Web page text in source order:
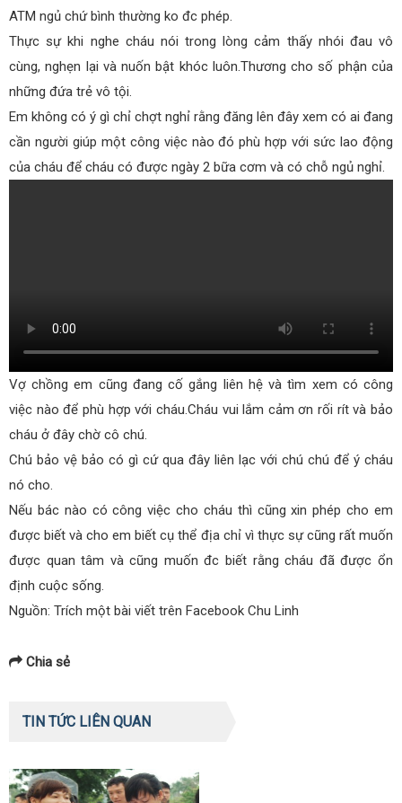
ATM ngủ chứ bình thường ko đc phép.
Thực sự khi nghe cháu nói trong lòng cảm thấy nhói đau vô
cùng, nghẹn lại và nuốn bật khóc luôn.Thương cho số phận của
những đứa trẻ vô tội.
Em không có ý gì chỉ chợt nghỉ rằng đăng lên đây xem có ai đang
cần người giúp một công việc nào đó phù hợp với sức lao động
của cháu để cháu có được ngày 2 bữa cơm và có chỗ ngủ nghỉ.
Vợ chồng em cũng đang cố gắng liên hệ và tìm xem có công
việc nào để phù hợp với cháu.Cháu vui lắm cảm ơn rối rít và bảo
cháu ở đây chờ cô chú.
Chú bảo vệ bảo có gì cứ qua đây liên lạc với chú chú để ý cháu
nó cho.
Nếu bác nào có công việc cho cháu thì cũng xin phép cho em
được biết và cho em biết cụ thể địa chỉ vì thực sự cũng rất muốn
được quan tâm và cũng muốn đc biết rằng cháu đã được ổn
định cuộc sống.
Nguồn: Trích một bài viết trên Facebook Chu Linh
Chia sẻ
TIN TỨC LIÊN QUAN